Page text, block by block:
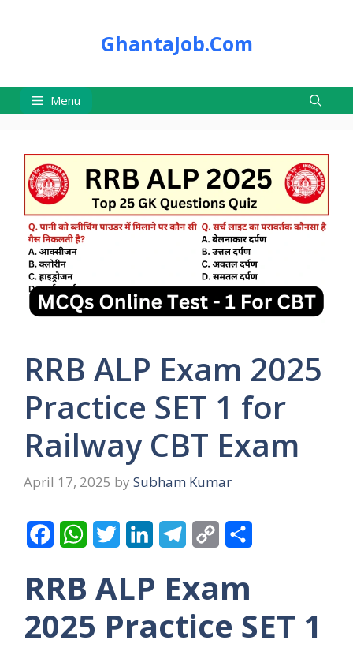
GhantaJob.Com
Menu
RRB ALP Exam 2025
Practice SET 1 for
Railway CBT Exam
April 17, 2025 by Subham Kumar
c
e
b
W
t
s
t
n
e
l
e
g
p
L
r
e
RRB ALP Exam
2025 Practice SET 1